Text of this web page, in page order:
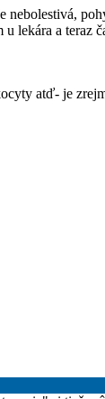
lekára a
atď- je